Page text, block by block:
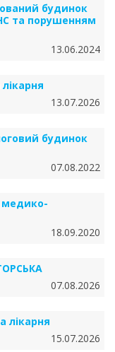
будинок
та порушенням
13.06.2024
13.07.2026
будинок
07.08.2022
медико-
18.09.2020
07.08.2026
лікарня
15.07.2026